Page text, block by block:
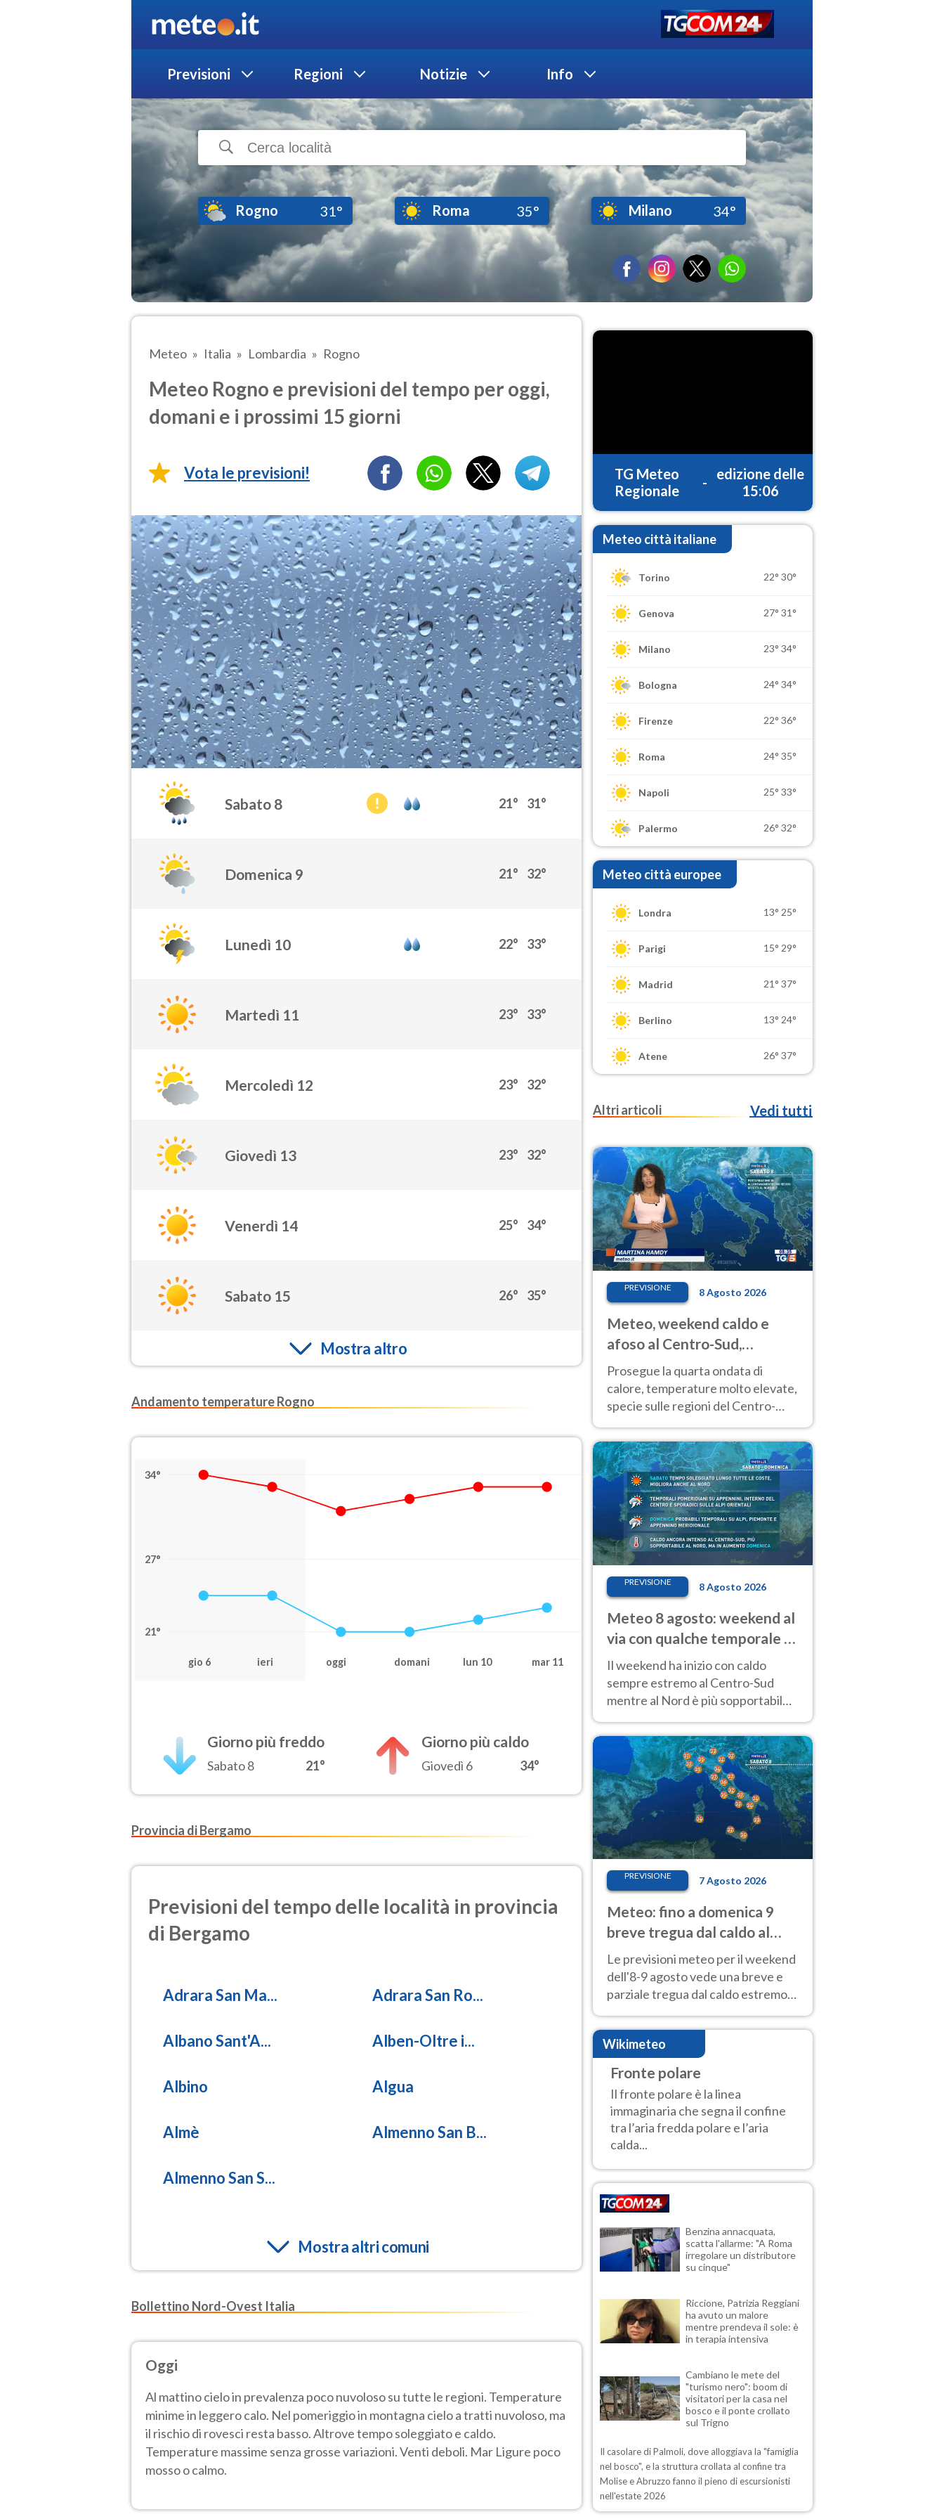
Previsioni Regioni Notizie Info
Rogno 31° Roma 35° Milano 34°
Meteo Italia Lombardia Rogno
Meteo Rogno e previsioni del tempo per oggi,
domani e i prossimi 15 giorni
Vota le previsioni!
Sabato 8 21° 31°
Domenica 9 21° 32°
Lunedì 10 22° 33°
Martedì 11 23° 33°
Mercoledì 12 23° 32°
Giovedì 13 23° 32°
Venerdì 14 25° 34°
Sabato 15 26° 35°
Mostra altro
Andamento temperature Rogno
34°
27°
21°
gio 6 ieri oggi domani lun 10 mar 11
Giorno più freddo
Sabato 8 21°
Giorno più caldo
Giovedì 6 34°
Provincia di Bergamo
Previsioni del tempo delle località in provincia
di Bergamo
Adrara San Ma... Adrara San Ro...
Albano Sant'A... Alben-Oltre i...
Albino Algua
Almè Almenno San B...
Almenno San S...
Mostra altri comuni
Bollettino Nord-Ovest Italia
Oggi
Al mattino cielo in prevalenza poco nuvoloso su tutte le regioni. Temperature
minime in leggero calo. Nel pomeriggio in montagna cielo a tratti nuvoloso, ma
il rischio di rovesci resta basso. Altrove tempo soleggiato e caldo.
Temperature massime senza grosse variazioni. Venti deboli. Mar Ligure poco
mosso o calmo.
TG Meteo
Regionale
-
edizione delle
15:06
Meteo città italiane
Torino 22° 30°
Genova 27° 31°
Milano 23° 34°
Bologna 24° 34°
Firenze 22° 36°
Roma 24° 35°
Napoli 25° 33°
Palermo 26° 32°
Meteo città europee
Londra 13° 25°
Parigi 15° 29°
Madrid 21° 37°
Berlino 13° 24°
Atene 26° 37°
Altri articoli Vedi tutti
PREVISIONE 8 Agosto 2026
Meteo, weekend caldo e
afoso al Centro-Sud,
temporali sui rilievi
Prosegue la quarta ondata di
calore, temperature molto elevate,
specie sulle regioni del Centro-
aree montuose
PREVISIONE 8 Agosto 2026
Meteo 8 agosto: weekend al
via con qualche temporale e
caldo estremo al Centro-Sud
Il weekend ha inizio con caldo
sempre estremo al Centro-Sud
mentre al Nord è più sopportabile
calore sui rilievi.
PREVISIONE 7 Agosto 2026
Meteo: fino a domenica 9
breve tregua dal caldo al
Nord! Altrove calura e afa
Le previsioni meteo per il weekend
dell'8-9 agosto vede una breve e
parziale tregua dal caldo estremo
al Nord mentre altrove persistono
40 gradi.
Wikimeteo
Fronte polare
Il fronte polare è la linea
immaginaria che segna il confine
tra l’aria fredda polare e l’aria
calda...
Benzina annacquata,
scatta l'allarme: "A Roma
irregolare un distributore
su cinque"
Riccione, Patrizia Reggiani
ha avuto un malore
mentre prendeva il sole: è
in terapia intensiva
Cambiano le mete del
"turismo nero": boom di
visitatori per la casa nel
bosco e il ponte crollato
sul Trigno
Il casolare di Palmoli, dove alloggiava la "famiglia
nel bosco", e la struttura crollata al confine tra
Molise e Abruzzo fanno il pieno di escursionisti
nell'estate 2026